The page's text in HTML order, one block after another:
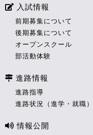
入試情報
前期募集について
後期募集について
オープンスクール
部活動体験
進路情報
進路指導
進路状況（進学・就職）
情報公開